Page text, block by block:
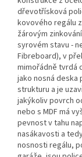
dřevotřísková
kovového regálu
žárovým
syrovém stavu -
Fibreboard), v
mimořádně tvrdá
jako nosná deska
strukturu a je
jakýkoliv povrch
nebo s MDF má
pevnost v tahu
nasákavosti a
nosnosti regálu,